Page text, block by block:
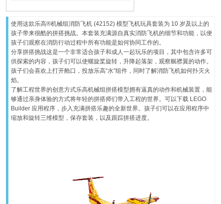
使用这款乐高®机械组消防飞机 (42152) 模型飞机玩具套装为 10 岁及以上的
孩子带来很酷的拼搭挑战。本套装充满源自真实消防飞机的细节和功能，以便
孩子们观察在消防行动过程中所有功能是如何协同工作的。
分享拼搭挑战这是一个非常适合孩子和成人一起玩乐的项目，其中包含许多可
供探索的内容，孩子们可以使螺旋桨旋转，升降起落架，观察艉襟翼的动作。
孩子们会喜欢上打开舱口，投放乐高“水”组件，同时了解消防飞机如何扑灭火
焰。
了解工程世界的创意方式乐高机械组拼搭模型拥有逼真的动作和机械装置，能
够通过亲身体验的方式将年轻的拼搭师们带入工程的世界。可以下载 LEGO
Builder 应用程序，步入充满拼搭乐趣的全新世界。孩子们可以在应用程序中
缩放和旋转三维模型，保存套装，以及跟踪拼搭进度。